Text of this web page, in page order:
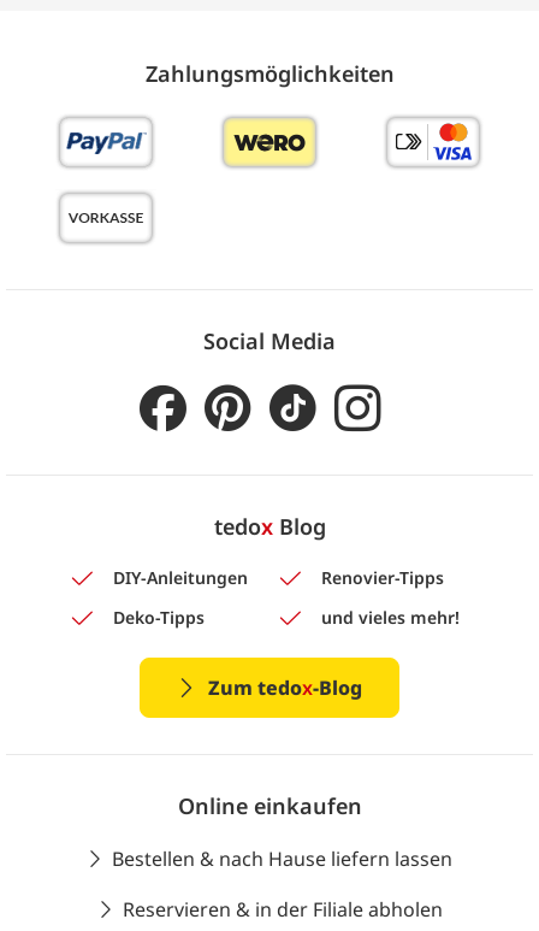
Zahlungs­möglich­keiten
Social Media
tedoxBlog
DIY-Anleitungen
Renovier-Tipps
Deko-Tipps
und vieles mehr!
Zum tedox-Blog
Online einkaufen
Bestellen & nach Hause liefern lassen
Reservieren & in der Filiale abholen